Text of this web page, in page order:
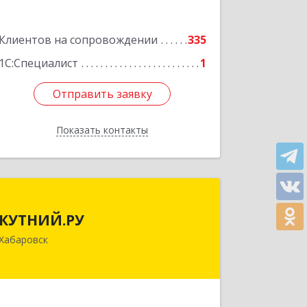
Клиентов на сопровождении
335
1С:Специалист
1
Отправить заявку
Показать контакты
Отправить заявку
Назад
КУТНИЙ.РУ
г, Шевчука ул, дом № 42, оф.505
Подробнее